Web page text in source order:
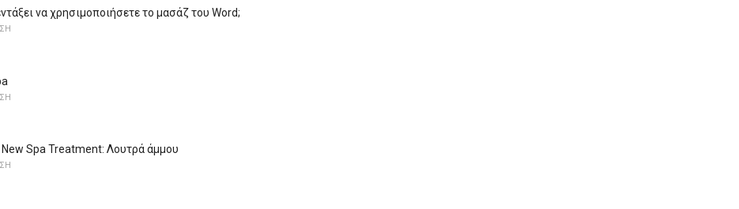
να χρησιμοποιήσετε το μασάζ του Word;
Spa Treatment: Λουτρά άμμου